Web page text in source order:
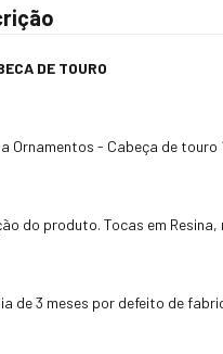
DE TOURO
Ornamentos - Cabeça de touro
do produto. Tocas em
de 3 meses por defeito de